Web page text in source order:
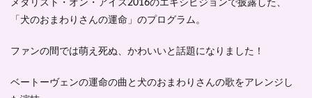
メダリスト・オン・アイス2016のエキシビジョンで披露した、
「犬のおまわりさんの運命」のプログラム。
ファンの間では萌え死ぬ、かわいいと話題になりました！
ベートーヴェンの運命の曲と犬のおまわりさんの歌をアレンジし